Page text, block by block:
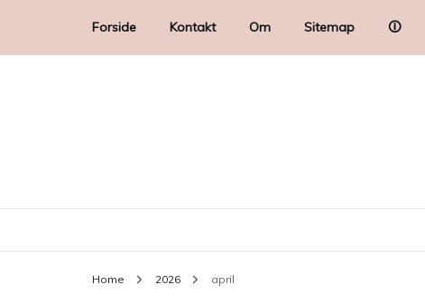
Forside Kontakt Om Sitemap 🛈
Home 2026 april